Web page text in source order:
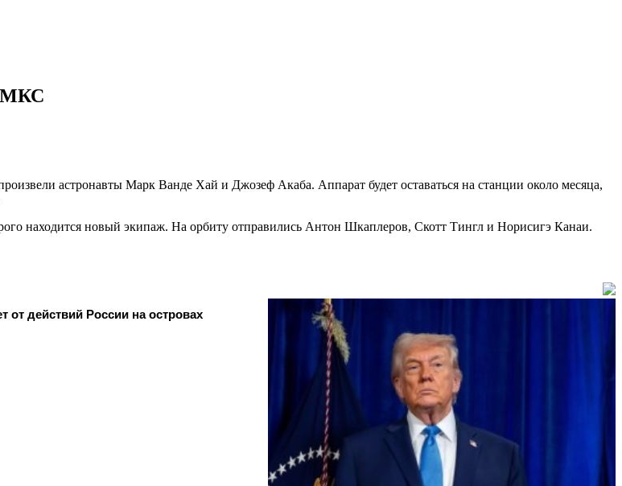
МКС
астронавты Марк Ванде Хай и Джозеф Акаба. Аппарат будет оставаться на станции около месяца,
находится новый экипаж. На орбиту отправились Антон Шкаплеров, Скотт Тингл и Норисигэ Канаи.
от действий России на островах